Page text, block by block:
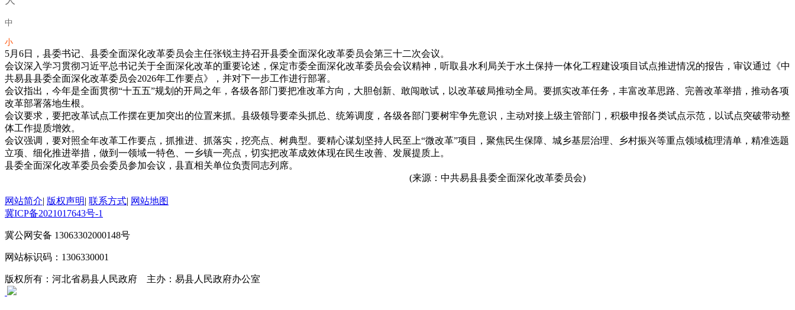
中
小
5月6日，县委书记、县委全面深化改革委员会主任张锐主持召开县委全面深化改革委员会第三十二次会议。
会议深入学习贯彻习近平总书记关于全面深化改革的重要论述，保定市委全面深化改革委员会会议精神，听取县水利局关于水土保持一体化工程建设项目试点推进情况的报告，审议通过《中
共易县县委全面深化改革委员会2026年工作要点》，并对下一步工作进行部署。
会议指出，今年是全面贯彻“十五五”规划的开局之年，各级各部门要把准改革方向，大胆创新、敢闯敢试，以改革破局推动全局。要抓实改革任务，丰富改革思路、完善改革举措，推动各项
改革部署落地生根。
会议要求，要把改革试点工作摆在更加突出的位置来抓。县级领导要牵头抓总、统筹调度，各级各部门要树牢争先意识，主动对接上级主管部门，积极申报各类试点示范，以试点突破带动整
体工作提质增效。
会议强调，要对照全年改革工作要点，抓推进、抓落实，挖亮点、树典型。要精心谋划坚持人民至上“微改革”项目，聚焦民生保障、城乡基层治理、乡村振兴等重点领域梳理清单，精准选题
立项、细化推进举措，做到一领域一特色、一乡镇一亮点，切实把改革成效体现在民生改善、发展提质上。
县委全面深化改革委员会委员参加会议，县直相关单位负责同志列席。
(来源：中共易县县委全面深化改革委员会)
网站简介| 版权声明| 联系方式| 网站地图
冀ICP备2021017643号-1
冀公网安备 13063302000148号
网站标识码：1306330001
版权所有：河北省易县人民政府 主办：易县人民政府办公室